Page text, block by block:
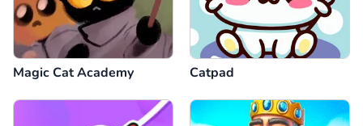
Magic Cat Academy Catpad